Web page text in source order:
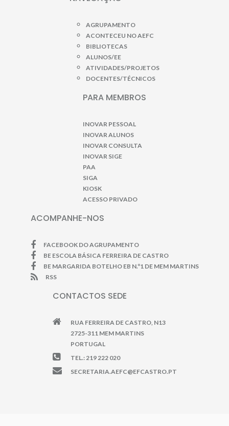
AGRUPAMENTO
ACONTECEU NO AEFC
BIBLIOTECAS
ALUNOS/EE
ATIVIDADES/PROJETOS
DOCENTES/TÉCNICOS
PARA MEMBROS
INOVAR PESSOAL
INOVAR ALUNOS
INOVAR CONSULTA
INOVAR SIGE
PAA
SIGA
KIOSK
ACESSO PRIVADO
ACOMPANHE-NOS
FACEBOOK DO AGRUPAMENTO
BE ESCOLA BÁSICA FERREIRA DE CASTRO
BE MARGARIDA BOTELHO EB N.º1 DE MEM MARTINS
RSS
CONTACTOS SEDE
RUA FERREIRA DE CASTRO, N13
2725-311 MEM MARTINS
PORTUGAL
TEL.: 219 222 020
SECRETARIA.AEFC@EFCASTRO.PT